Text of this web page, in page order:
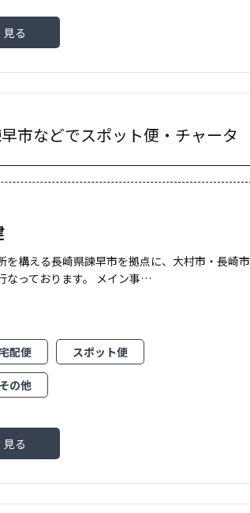
る
市などでスポット便・チャータ
を構える長崎県諫早市を拠点に、大村市・長崎市
なっております。 メイン事…
配便 スポット便
その他
る